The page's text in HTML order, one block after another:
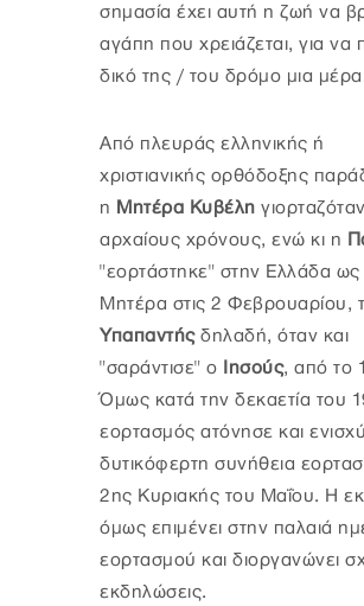
σημασία έχει αυτή η ζωή να
αγάπη που χρειάζεται, για να
δικό της / του δρόμο μια
Από πλευράς ελληνικής ή
χριστιανικής ορθόδοξης
η Μητέρα Κυβέλη
αρχαίους χρόνους, ενώ κι η
"εορτάστηκε" στην Ελλάδα ως
Μητέρα στις 2 Φεβρουαρίου,
Υπαπαντήςδηλαδή, όταν και
"σαράντισε" ο
Ιησούς, από το
Όμως κατά την δεκαετία του
εορτασμός ατόνησε και
δυτικόφερτη συνήθεια
2ης Κυριακής του Μαΐου. Η
όμως επιμένει στην παλαιά
εορτασμού και διοργανώνει
εκδηλώσεις.